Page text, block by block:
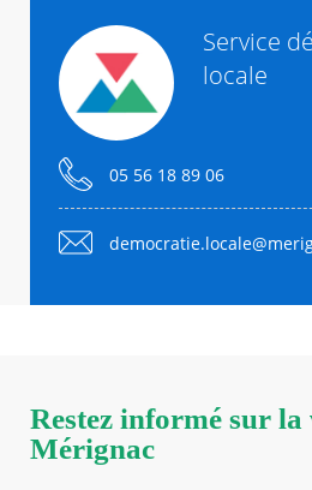
Service
locale
05 56 18 89 06
Restez informé sur la
Mérignac